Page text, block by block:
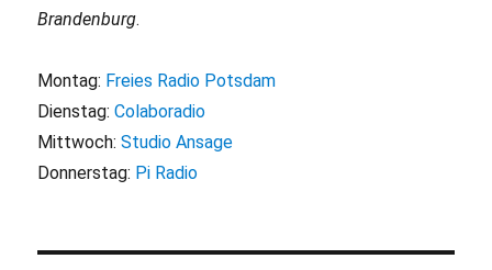
Brandenburg.
Montag: Freies Radio Potsdam
Dienstag:Colaboradio
Mittwoch:Studio Ansage
Donnerstag: Pi Radio